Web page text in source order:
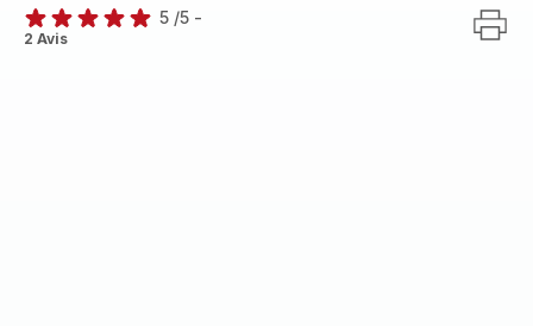
Avis
5 /5 -
2 Avis